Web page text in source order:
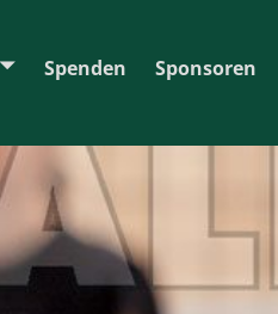
Spenden Sponsoren